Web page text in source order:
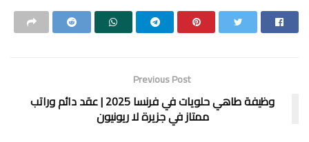
Previous Post
وظيفة طاهي حلويات في فرنسا 2025 | عقد دائم وراتب
ممتاز في جزيرة لا ريونيون